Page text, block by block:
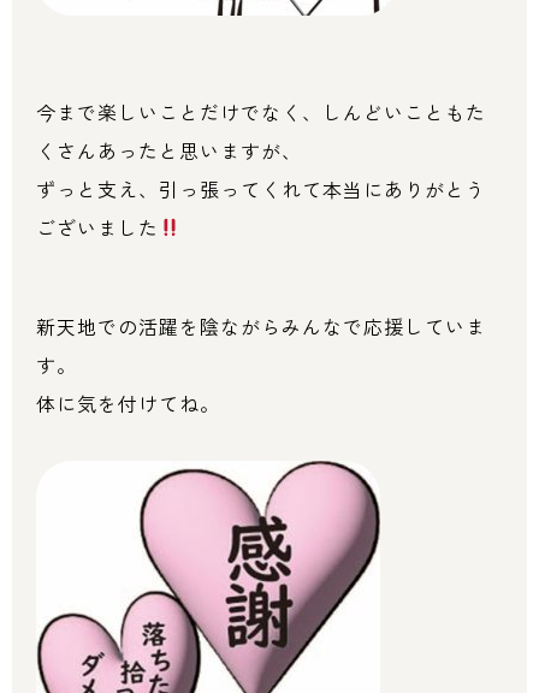
今まで楽しいことだけでなく、しんどいこともた
くさんあったと思いますが、
ずっと支え、引っ張ってくれて本当にありがとう
ございました
新天地での活躍を陰ながらみんなで応援していま
す。
体に気を付けてね。